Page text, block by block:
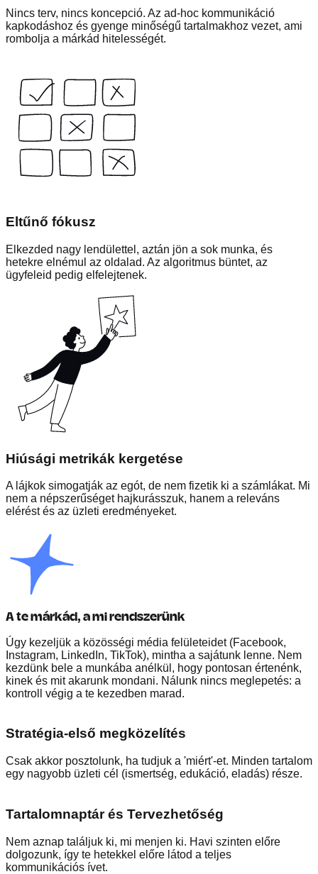
Nincs terv, nincs koncepció. Az ad-hoc kommunikáció
kapkodáshoz és gyenge minőségű tartalmakhoz vezet, ami
rombolja a márkád hitelességét.
Eltűnő fókusz
Elkezded nagy lendülettel, aztán jön a sok munka, és
hetekre elnémul az oldalad. Az algoritmus büntet, az
ügyfeleid pedig elfelejtenek.
Hiúsági metrikák kergetése
A lájkok simogatják az egót, de nem fizetik ki a számlákat. Mi
nem a népszerűséget hajkurásszuk, hanem a releváns
elérést és az üzleti eredményeket.
A te márkád, a mi rendszerünk
Úgy kezeljük a közösségi média felületeidet (Facebook,
Instagram, LinkedIn, TikTok), mintha a sajátunk lenne. Nem
kezdünk bele a munkába anélkül, hogy pontosan értenénk,
kinek és mit akarunk mondani. Nálunk nincs meglepetés: a
kontroll végig a te kezedben marad.
Stratégia-első megközelítés
Csak akkor posztolunk, ha tudjuk a 'miért'-et. Minden tartalom
egy nagyobb üzleti cél (ismertség, edukáció, eladás) része.
Tartalomnaptár és Tervezhetőség
Nem aznap találjuk ki, mi menjen ki. Havi szinten előre
dolgozunk, így te hetekkel előre látod a teljes
kommunikációs ívet.